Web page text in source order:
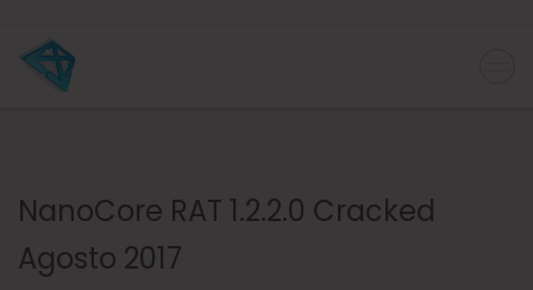
NanoCore RAT 1.2.2.0 Cracked
Agosto 2017